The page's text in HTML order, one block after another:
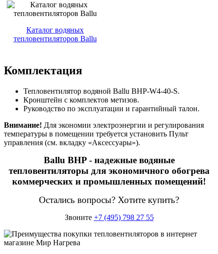
Каталог водяных
тепловентиляторов Ballu
Комплектация
Тепловентилятор водяной Ballu BHP-W4-40-S.
Кронштейн с комплектов метизов.
Руководство по эксплуатации и гарантийный талон.
Внимание! Для экономии электроэнергии и регулирования
температуры в помещении требуется установить Пульт
управления (см. вкладку «Аксессуары»).
Ballu BHP - надежные водяные
тепловентиляторы для экономичного обогрева
коммерческих и промышленных помещений!
Остались вопросы? Хотите купить?
Звоните +7 (495) 798 27 55